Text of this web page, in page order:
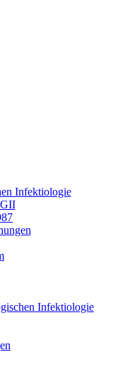
Infektiologie
Infektiologie